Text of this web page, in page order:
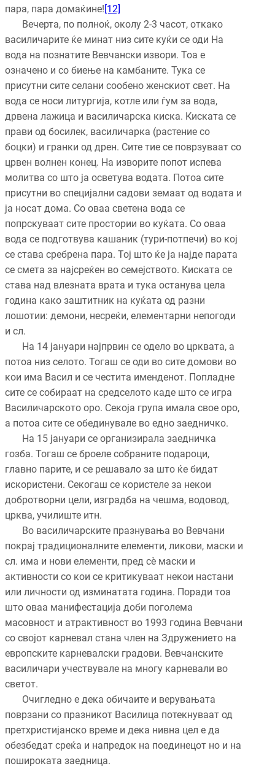
пара, пара домаќине![12]
Вечерта, по полноќ, околу 2-3 часот, откако
василичарите ќе минат низ сите куќи се оди На
вода на познатите Вевчански извори. Тоа е
означено и со биење на камбаните. Тука се
присутни сите селани сообено женскиот свет. На
вода се носи литургија, котле или ѓум за вода,
дрвена лажица и василичарска киска. Киската се
прави од босилек, василичарка (растение со
боцки) и гранки од дрен. Сите тие се поврзуваат со
црвен волнен конец. На изворите попот испева
молитва со што ја осветува водата. Потоа сите
присутни во специјални садови земаат од водата и
ја носат дома. Со оваа светена вода се
попрскуваат сите простории во куќата. Со оваа
вода се подготвува кашаник (тури-потпечи) во кој
се става сребрена пара. Тој што ќе ја најде парата
се смета за најсреќен во семејството. Киската се
става над влезната врата и тука останува цела
година како заштитник на куќата од разни
лошотии: демони, несреќи, елементарни непогоди
и сл.
На 14 јануари најпрвин се одело во црквата, а
потоа низ селото. Тогаш се оди во сите домови во
кои има Васил и се честита именденот. Попладне
сите се собираат на средселото каде што се игра
Василичарското оро. Секоја група имала свое оро,
а потоа сите се обединувале во едно заедничко.
На 15 јануари се организирала заедничка
гозба. Тогаш се броеле собраните подароци,
главно парите, и се решавало за што ќе бидат
искористени. Секогаш се користеле за некои
добротворни цели, изградба на чешма, водовод,
црква, училиште итн.
Во василичарските празнувања во Вевчани
покрај традиционалните елементи, ликови, маски и
сл. има и нови елементи, пред сè маски и
активности со кои се критикуваат некои настани
или личности од изминатата година. Поради тоа
што оваа манифестација доби поголема
масовност и атрактивност во 1993 година Вевчани
со својот карневал стана член на Здружението на
европските карневалски градови. Вевчанските
василичари учествувале на многу карневали во
светот.
Очигледно е дека обичаите и верувањата
поврзани со празникот Василица потекнуваат од
претхристијанско време и дека нивна цел е да
обезбедат среќа и напредок на поединецот но и на
пошироката заедница.